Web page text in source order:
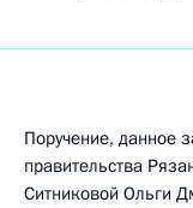
Поручение, данное
правительства
Ситниковой Ольги